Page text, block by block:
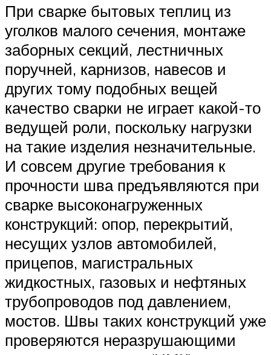
При сварке бытовых теплиц из
уголков малого сечения, монтаже
заборных секций, лестничных
поручней, карнизов, навесов и
других тому подобных вещей
качество сварки не играет какой-то
ведущей роли, поскольку нагрузки
на такие изделия незначительные.
И совсем другие требования к
прочности шва предъявляются при
сварке высоконагруженных
конструкций: опор, перекрытий,
несущих узлов автомобилей,
прицепов, магистральных
жидкостных, газовых и нефтяных
трубопроводов под давлением,
мостов. Швы таких конструкций уже
проверяются неразрушающими